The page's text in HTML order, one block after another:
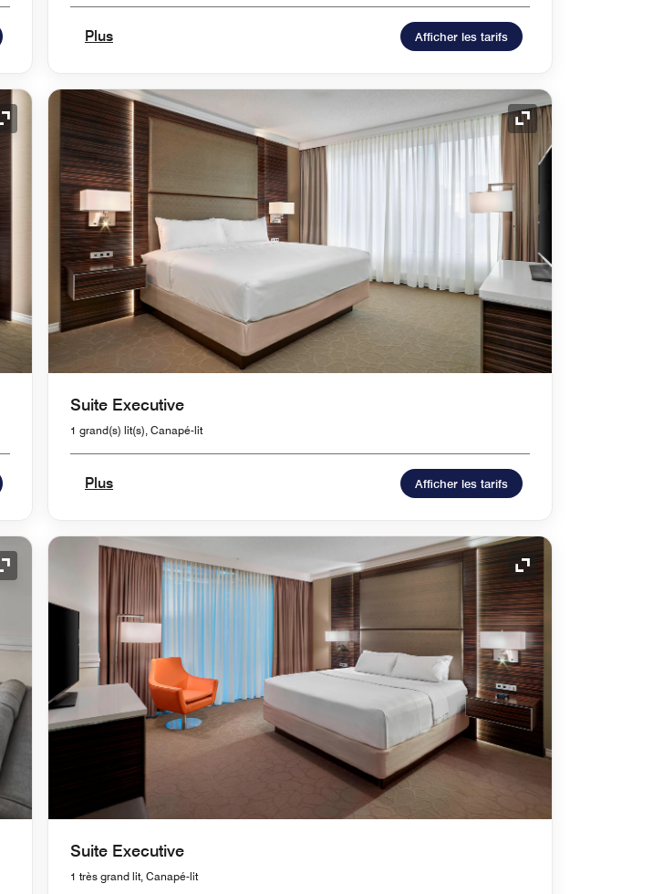
Plus Afficher les tarifs
Icône de développement Icône de
Suite Executive
1 grand(s) lit(s), Canapé-lit
Plus Afficher les tarifs
Icône de développement Icône de
Suite Executive
1 très grand lit, Canapé-lit